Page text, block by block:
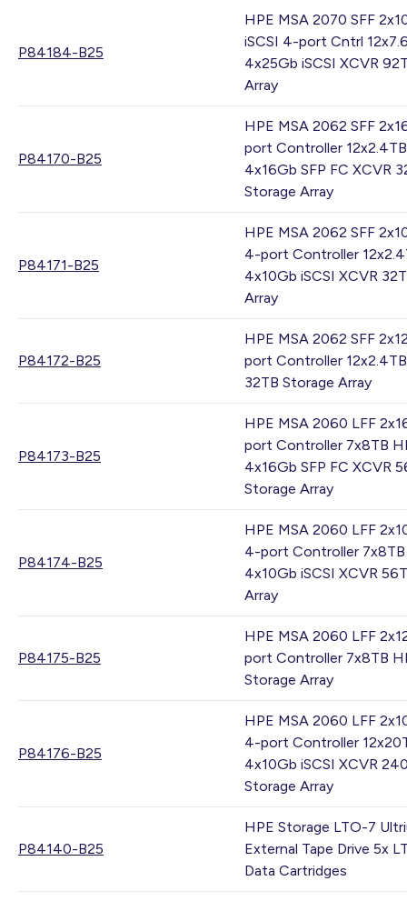
P84184-B25
HPE MSA 2070 SFF
iSCSI 4-port Cntrl
4x25Gb iSCSI XCVR
Array
P84170-B25
HPE MSA 2062 SFF
port Controller
4x16Gb SFP FC XCVR
Storage Array
P84171-B25
HPE MSA 2062 SFF
4-port Controller
4x10Gb iSCSI XCVR
Array
P84172-B25
HPE MSA 2062 SFF
port Controller
32TB Storage Array
P84173-B25
HPE MSA 2060 LFF
port Controller 7x8TB
4x16Gb SFP FC XCVR
Storage Array
P84174-B25
HPE MSA 2060 LFF
4-port Controller 7x8TB
4x10Gb iSCSI XCVR
Array
P84175-B25
HPE MSA 2060 LFF
port Controller 7x8TB
Storage Array
P84176-B25
HPE MSA 2060 LFF
4-port Controller
4x10Gb iSCSI XCVR
Storage Array
P84140-B25
HPE Storage LTO-7
External Tape Drive 5x
Data Cartridges